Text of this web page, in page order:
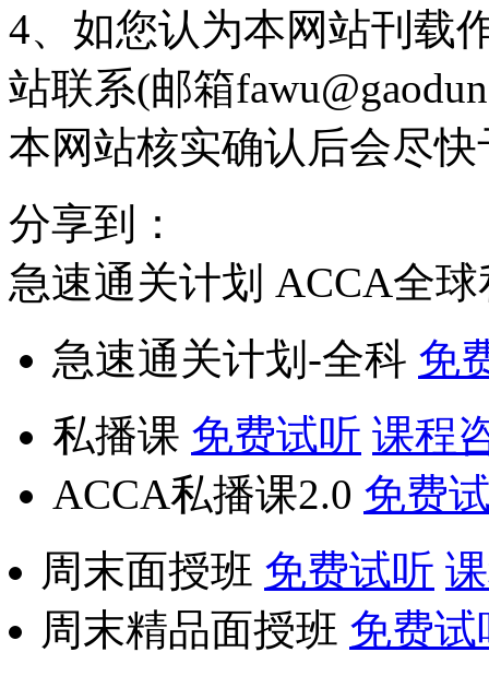
4、如您认为本网站刊载
站联系(邮箱
本网站核实确认后会尽
分享到：
急速通关计划 ACCA全
急速通关计划-全科 免
私播课 免费试听 课程
ACCA私播课2.0 免费
周末面授班 免费试听
周末精品面授班 免费试